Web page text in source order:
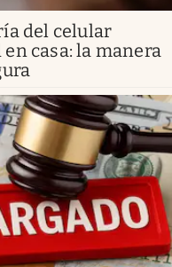
del celular
casa: la manera